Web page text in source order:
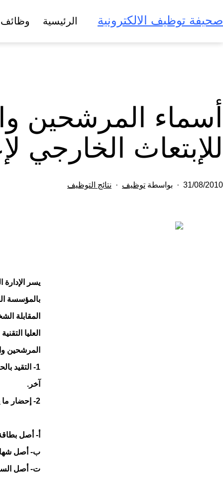
إلى
المحتوى
صحيفة توظيف الالكترونية الرئيسية
أسماء المرشحين
للإبتعاث الخارجي
تم
31/08/2010 بواسطة توظيف نتائج التوظيف
يسر الإدارة
بالمؤسسة
المقابلة
العليا
المرشحين
1-
التقيد
آخر.
2-
إحضار ما
أ‌- أصل
ب‌- أصل
ت‌- أصل